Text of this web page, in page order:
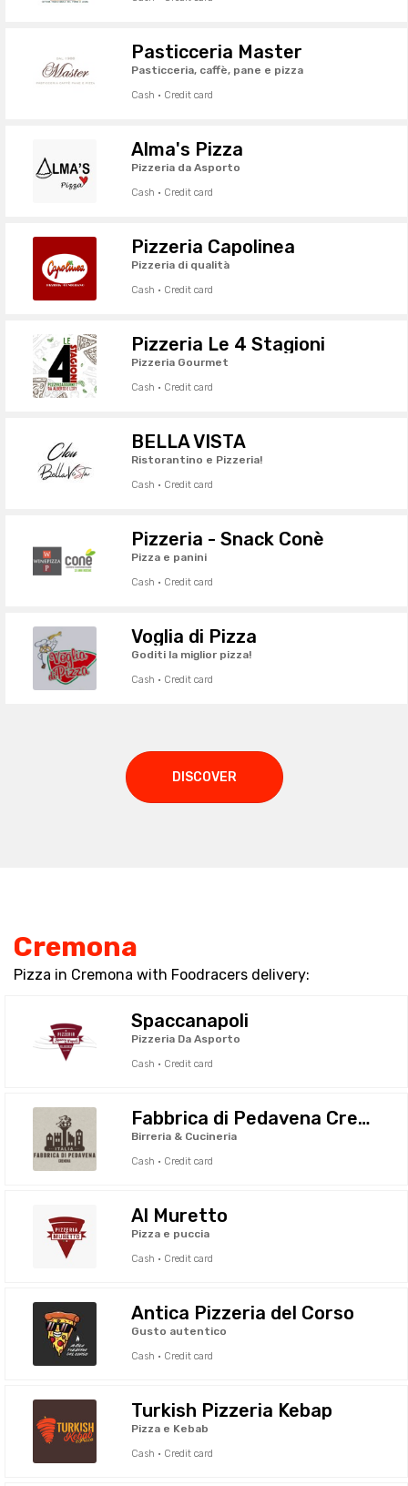
Pasticceria Master
Pasticceria, caffè, pane e pizza
Cash · Credit card
Alma's Pizza
Pizzeria da Asporto
Cash · Credit card
Pizzeria Capolinea
Pizzeria di qualità
Cash · Credit card
Pizzeria Le 4 Stagioni
Pizzeria Gourmet
Cash · Credit card
BELLA VISTA
Ristorantino e Pizzeria!
Cash · Credit card
Pizzeria - Snack Conè
Pizza e panini
Cash · Credit card
Voglia di Pizza
Goditi la miglior pizza!
Cash · Credit card
DISCOVER
Cremona
Pizza in Cremona with Foodracers delivery:
Spaccanapoli
Pizzeria Da Asporto
Cash · Credit card
Fabbrica di Pedavena Cremona
Birreria & Cucineria
Cash · Credit card
Al Muretto
Pizza e puccia
Cash · Credit card
Antica Pizzeria del Corso
Gusto autentico
Cash · Credit card
Turkish Pizzeria Kebap
Pizza e Kebab
Cash · Credit card